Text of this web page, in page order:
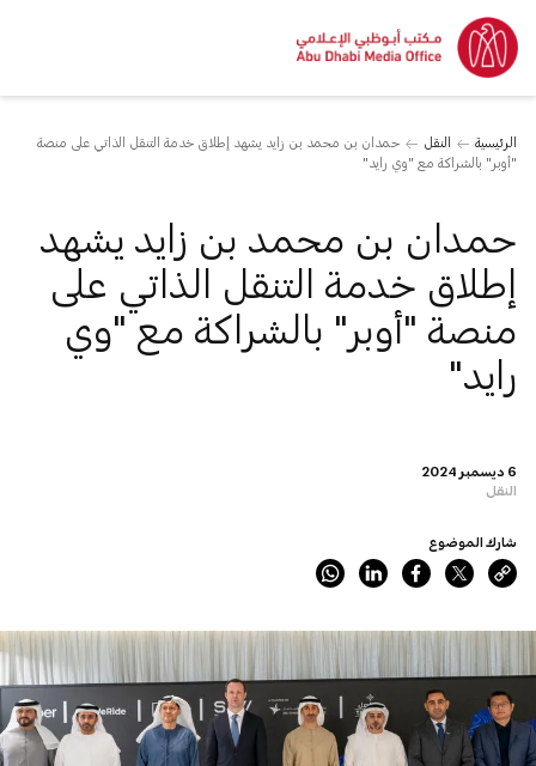
الرئيسية النقل
حمدان بن محمد بن زايد يشهد إطلاق خدمة التنقل الذاتي على منصة
"أوبر" بالشراكة مع "وي رايد"
6 ديسمبر 2024
النقل
حمدان بن محمد بن زايد يشهد
إطلاق خدمة التنقل الذاتي على
منصة "أوبر" بالشراكة مع "وي
رايد"
شارك الموضوع